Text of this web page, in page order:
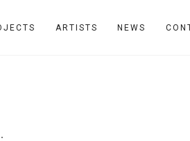
ARTISTS NEWS